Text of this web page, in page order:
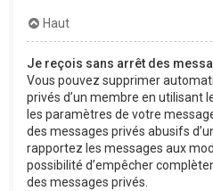
Haut
Je reçois sans arrêt des
Vous pouvez supprimer
privés d’un membre en utilisant
les paramètres de votre
des messages privés abusifs
rapportez les messages aux
possibilité d’empêcher
des messages privés.